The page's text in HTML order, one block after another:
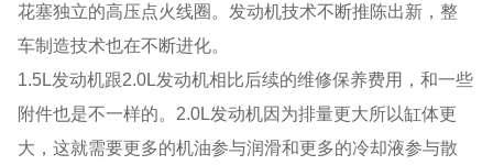
花塞独立的高压点火线圈。发动机技术不断推陈出新，整
车制造技术也在不断进化。
1.5L发动机跟2.0L发动机相比后续的维修保养费用，和一些
附件也是不一样的。2.0L发动机因为排量更大所以缸体更
大，这就需要更多的机油参与润滑和更多的冷却液参与散